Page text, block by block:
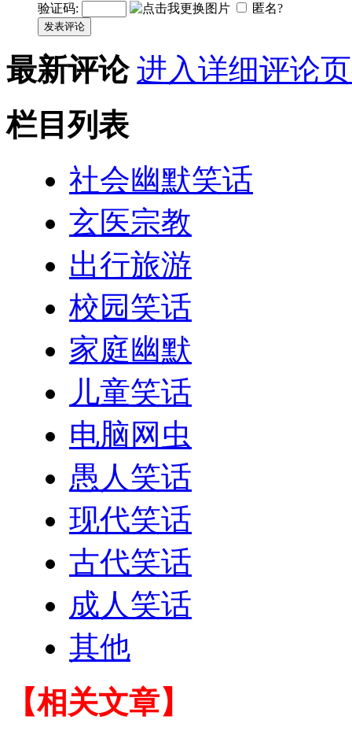
验证码: 匿名?
发表评论
最新评论 进入详细评论
栏目列表
社会幽默笑话
玄医宗教
出行旅游
校园笑话
家庭幽默
儿童笑话
电脑网虫
愚人笑话
现代笑话
古代笑话
成人笑话
其他
【相关文章】